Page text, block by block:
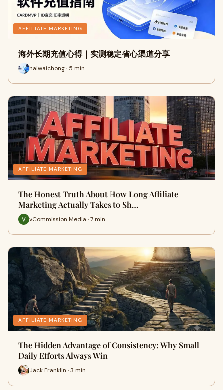
AFFILIATE MARKETING
海外长期充值心得｜实测稳定省心渠道分享
haiwaichong · 5 min
AFFILIATE MARKETING
The Honest Truth About How Long Affiliate
Marketing Actually Takes to Sh…
vCommission Media · 7 min
AFFILIATE MARKETING
The Hidden Advantage of Consistency: Why Small
Daily Efforts Always Win
Jack Franklin · 3 min